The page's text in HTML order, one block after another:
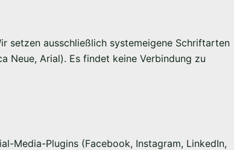
setzen ausschließlich systemeigene Schriftarten
Neue, Arial). Es findet keine Verbindung zu
Media-Plugins (Facebook, Instagram, LinkedIn,